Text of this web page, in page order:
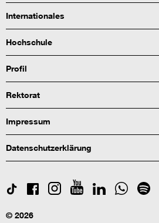
Internationales
Hochschule
Profil
Rektorat
Impressum
Datenschutzerklärung
© 2026